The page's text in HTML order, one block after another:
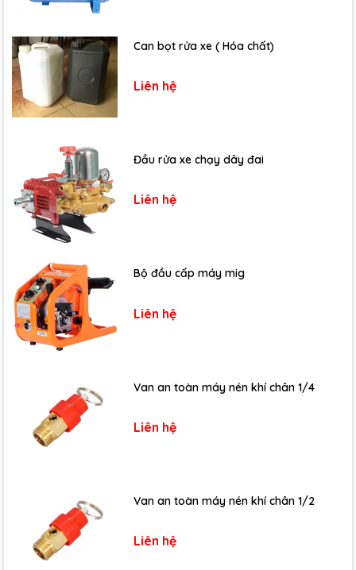
Can bọt rửa xe ( Hóa chất)
Liên hệ
Đầu rửa xe chạy dây đai
Liên hệ
Bộ đầu cấp máy mig
Liên hệ
Van an toàn máy nén khí chân 1/4
Liên hệ
Van an toàn máy nén khí chân 1/2
Liên hệ